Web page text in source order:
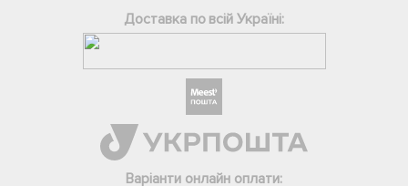
Доставка по всій Україні:
Варіанти онлайн оплати:
Телеграм
Вайбер